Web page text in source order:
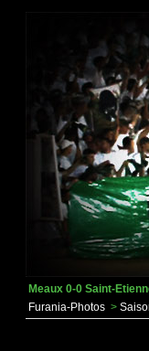
Meaux 0-0 Saint-
Furania-Photos >